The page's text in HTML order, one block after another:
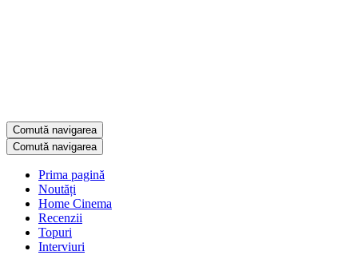
Comută navigarea
Comută navigarea
Prima pagină
Noutăți
Home Cinema
Recenzii
Topuri
Interviuri